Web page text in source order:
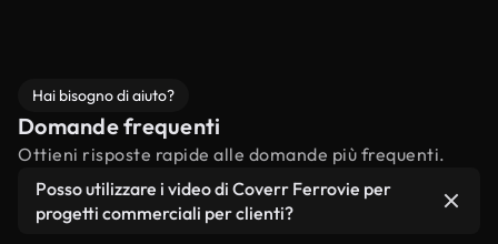
Hai bisogno di aiuto?
Domande frequenti
Ottieni risposte rapide alle domande più frequenti.
Posso utilizzare i video di Coverr Ferrovie per
progetti commerciali per clienti?